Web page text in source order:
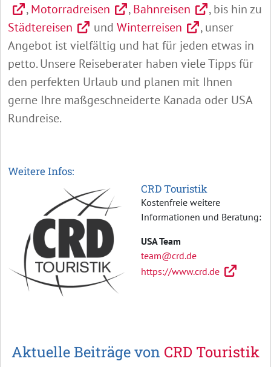
,Motorradreisen ,Bahnreisen
, bis hin zu
Städtereisen
und Winterreisen
, unser
Angebot ist vielfältig und hat für jeden etwas in
petto. Unsere Reiseberater haben viele Tipps für
den perfekten Urlaub und planen mit Ihnen
gerne Ihre maßgeschneiderte Kanada oder USA
Rundreise.
Weitere Infos:
CRD Touristik
Kostenfreie weitere
Informationen und Beratung:
USA Team
team@crd.de
https://www.crd.de
Aktuelle Beiträge von CRD Touristik